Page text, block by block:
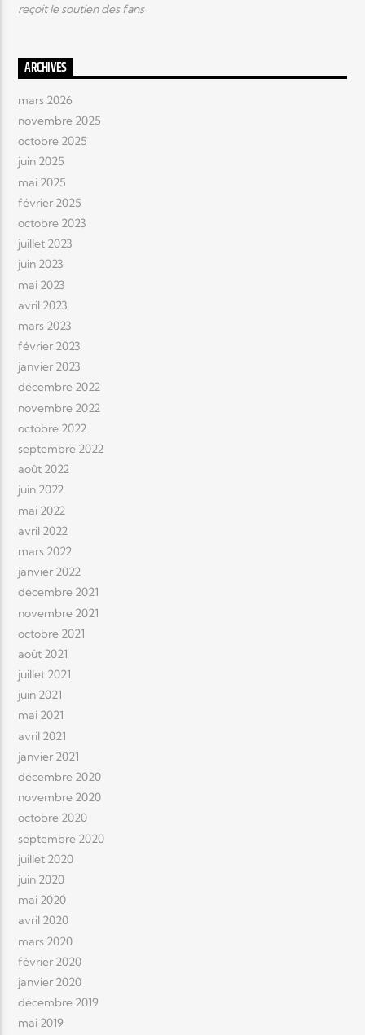
reçoit le soutien des fans
ARCHIVES
mars 2026
novembre 2025
octobre 2025
juin 2025
mai 2025
février 2025
octobre 2023
juillet 2023
juin 2023
mai 2023
avril 2023
mars 2023
février 2023
janvier 2023
décembre 2022
novembre 2022
octobre 2022
septembre 2022
août 2022
juin 2022
mai 2022
avril 2022
mars 2022
janvier 2022
décembre 2021
novembre 2021
octobre 2021
août 2021
juillet 2021
juin 2021
mai 2021
avril 2021
janvier 2021
décembre 2020
novembre 2020
octobre 2020
septembre 2020
juillet 2020
juin 2020
mai 2020
avril 2020
mars 2020
février 2020
janvier 2020
décembre 2019
mai 2019